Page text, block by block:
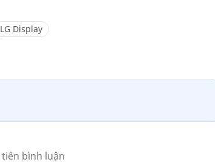
LG Display